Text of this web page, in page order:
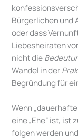
Bürgerlichen und
oder dass
Liebesheiraten
nicht die
Wandel in der
Begründung für
Wenn
eine „Ehe“ ist, ist
folgen werden